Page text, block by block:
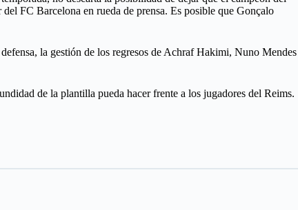
del FC Barcelona en rueda de prensa. Es posible que Gonçalo
la gestión de los regresos de Achraf Hakimi, Nuno Mendes
de la plantilla pueda hacer frente a los jugadores del Reims.